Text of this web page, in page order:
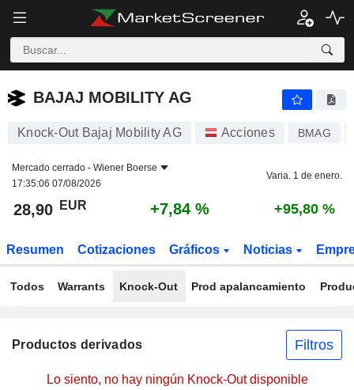
BAJAJ MOBILITY AG
BAJAJ MOBILITY AG
Knock-Out Bajaj Mobility AG Acciones BMAG
Mercado cerrado - Wiener Boerse
17:35:06 07/08/2026
Varia. 1 de enero.
28,90 EUR +7,84 % +95,80 %
Resumen Cotizaciones Gráficos Noticias
Todos Warrants Knock-Out Prod apalancamiento
Productos derivados Filtros
Lo siento, no hay ningún Knock-Out disponible